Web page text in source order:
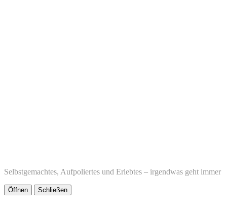
Selbstgemachtes, Aufpoliertes und Erlebtes – irgendwas geht immer
Öffnen Schließen